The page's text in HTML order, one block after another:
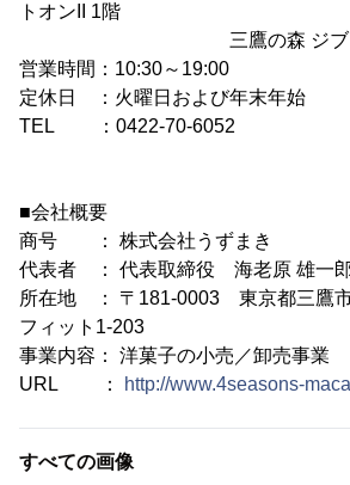
トオンII 1階
三鷹の森 ジブリ美
営業時間：10:30～19:00
定休日 ：火曜日および年末年始
TEL ：0422-70-6052
■会社概要
商号 ： 株式会社うずまき
代表者 ： 代表取締役 海老原 雄一
所在地 ： 〒181-0003 東京都三鷹
フィット1-203
事業内容： 洋菓子の小売／卸売事業
URL ：
http://www.4seasons-
すべての画像